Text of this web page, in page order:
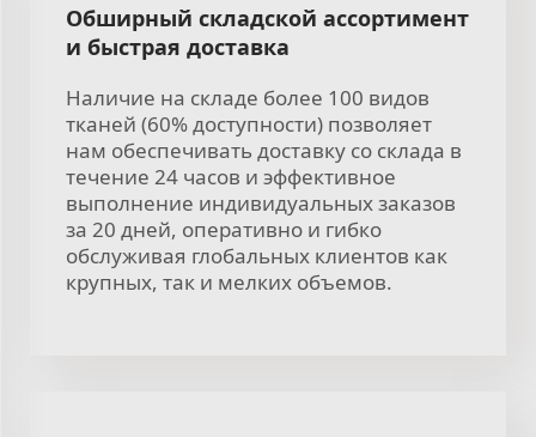
Обширный складской ассортимент
и быстрая доставка
Наличие на складе более 100 видов
тканей (60% доступности) позволяет
нам обеспечивать доставку со склада в
течение 24 часов и эффективное
выполнение индивидуальных заказов
за 20 дней, оперативно и гибко
обслуживая глобальных клиентов как
крупных, так и мелких объемов.